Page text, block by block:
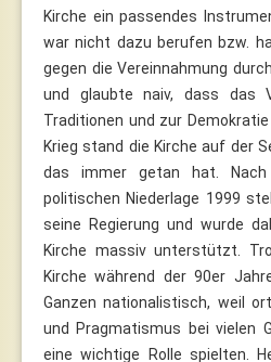
Kirche ein passendes
war nicht dazu berufen bzw.
gegen die Vereinnahmung
und glaubte naiv, dass das
Traditionen und zur
Krieg stand die Kirche auf der
das immer getan hat.
politischen Niederlage 1999
seine Regierung und wurde
Kirche massiv unterstützt.
Kirche während der 90er
Ganzen nationalistisch, weil
und Pragmatismus bei vielen
eine wichtige Rolle spielten.